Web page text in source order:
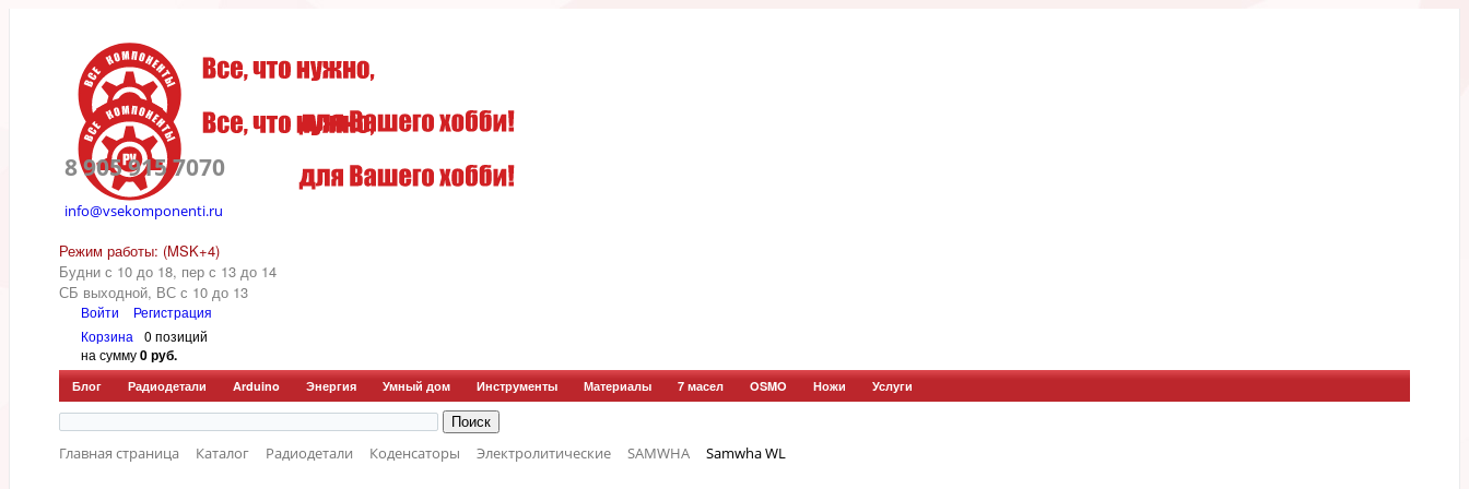
8 905 915 7070
info@vsekomponenti.ru
Режим работы: (MSK+4)
Будни с 10 до 18, пер с 13 до 14
СБ выходной, ВС с 10 до 13
Войти
Регистрация
Корзина
0 позиций
на сумму0 руб.
Блог Радиодетали Arduino Энергия Умный дом Инструменты Материалы 7 масел OSMO Ножи Услуги
Главная страница Каталог Радиодетали Коденсаторы Электролитические SAMWHA Samwha WL